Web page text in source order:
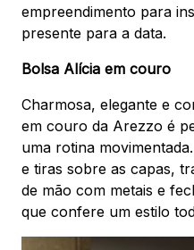
empreendimento para
presente para a data.
Bolsa Alícia em couro
Charmosa, elegante e
em couro da Arezzo é
uma rotina
e tiras sobre as capas,
de mão com metais e
que confere um estilo